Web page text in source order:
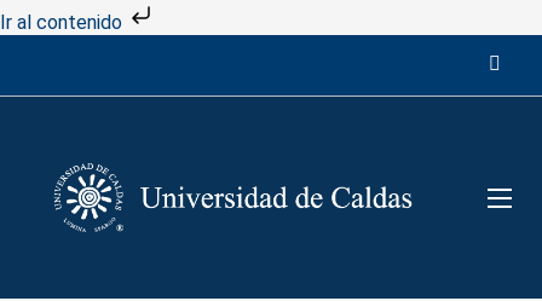
Ir al contenido